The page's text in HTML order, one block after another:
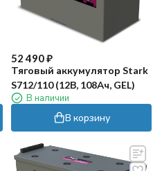
52 490₽
Тяговый аккумулятор Stark
S712/110 (12В, 108Ач, GEL)
В наличии
В корзину